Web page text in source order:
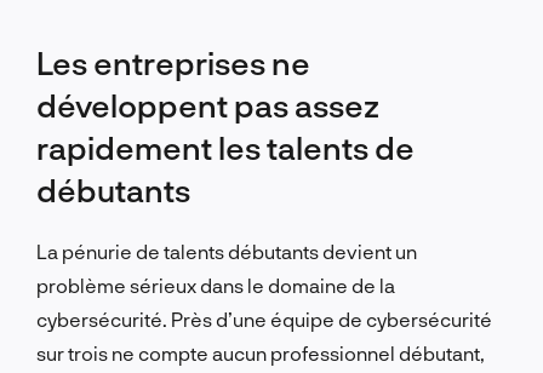
Les entreprises ne
développent pas assez
rapidement les talents de
débutants
La pénurie de talents débutants devient un
problème sérieux dans le domaine de la
cybersécurité. Près d’une équipe de cybersécurité
sur trois ne compte aucun professionnel débutant,